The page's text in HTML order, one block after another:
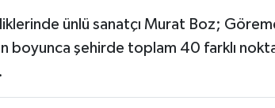
ünlü sanatçı Murat Boz;
boyunca şehirde toplam 40 farklı